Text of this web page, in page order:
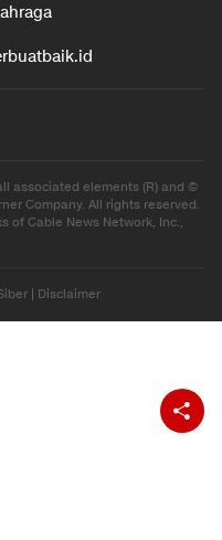
associated elements (R) and ©
Company. All rights reserved.
of Cable News Network, Inc.,
| Disclaimer